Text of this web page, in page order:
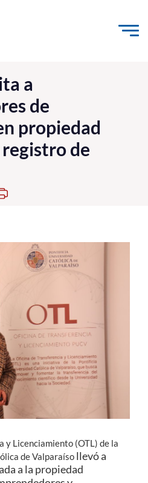
contenido
a
de
propiedad
de
y Licenciamiento (OTL) de la
de Valparaíso llevó a
a la propiedad